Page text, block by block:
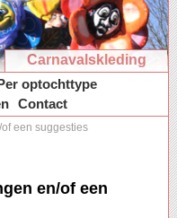
Carnavalskleding
optochttype
Contact
een suggesties
en/of een